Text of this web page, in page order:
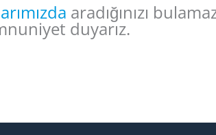
aradığınızı
duyarız.